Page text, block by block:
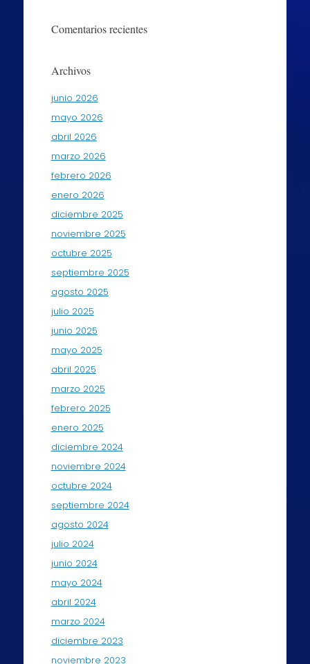
Comentarios recientes
Archivos
junio 2026
mayo 2026
abril 2026
marzo 2026
febrero 2026
enero 2026
diciembre 2025
noviembre 2025
octubre 2025
septiembre 2025
agosto 2025
julio 2025
junio 2025
mayo 2025
abril 2025
marzo 2025
febrero 2025
enero 2025
diciembre 2024
noviembre 2024
octubre 2024
septiembre 2024
agosto 2024
julio 2024
junio 2024
mayo 2024
abril 2024
marzo 2024
diciembre 2023
noviembre 2023